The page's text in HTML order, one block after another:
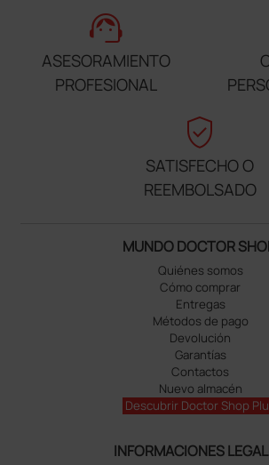
support_agent
ASESORAMIENTO
PROFESIONAL
verified_user
SATISFECHO O
REEMBOLSADO
MUNDO DOCTOR
Quiénes somos
Cómo comprar
Entregas
Métodos de pago
Devolución
Garantías
Contactos
Nuevo almacén
Descubrir Doctor Shop
INFORMACIONES